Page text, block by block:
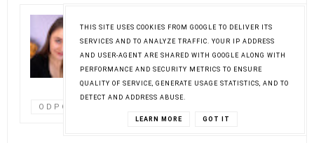
2016 19:05
Bardzo ładny makijaż :)
Niebieska kreska dodała mu
takiego pazura :)
ODPOWIEDZ
THIS SITE USES COOKIES FROM GOOGLE TO DELIVER ITS
SERVICES AND TO ANALYZE TRAFFIC. YOUR IP ADDRESS
AND USER-AGENT ARE SHARED WITH GOOGLE ALONG WITH
PERFORMANCE AND SECURITY METRICS TO ENSURE
QUALITY OF SERVICE, GENERATE USAGE STATISTICS, AND TO
DETECT AND ADDRESS ABUSE.
LEARN MORE GOT IT